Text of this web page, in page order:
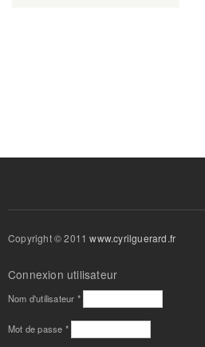
Copyright © 2011www.cyrilguerard.fr
Connexion utilisateur
Nom d'utilisateur *
Mot de passe *